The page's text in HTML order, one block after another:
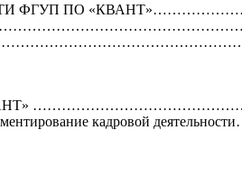
ФГУП ПО
«КВАНТ»
«КВАНТ»
кадровой